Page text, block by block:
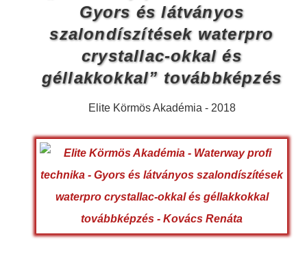
Gyors és látványos
szalondíszítések waterpro
crystallac-okkal és
géllakkokkal” továbbképzés
Elite Körmös Akadémia - 2018